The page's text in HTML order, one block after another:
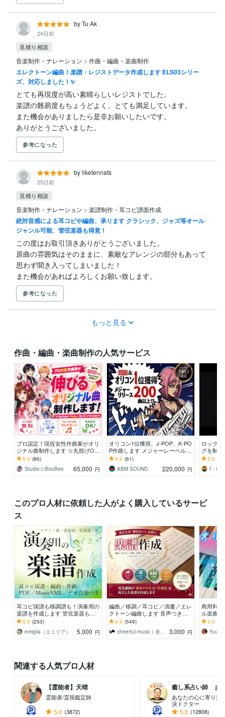
by Tu Ak
24日前
見積り相談
音楽制作・ナレーション > 作曲・編曲・楽曲制作
エレクトーン編曲！楽譜・レジストデータ作成します ELS03シリー
ズ、対応しました！✨
とても再現度が高い素晴らしいレジストでした。
楽譜の難易度もちょうどよく、とても満足しています。
また機会がありましたら是非お願いしたいです。
ありがとうございました。
参考になった
by liketennats
25日前
見積り相談
音楽制作・ナレーション > 楽譜制作・耳コピ譜面作成
絶対音感による耳コピや編曲、承ります クラシック、ジャズ等オール
ジャンル可能、管弦楽器も得意！
この度はお取引頂きありがとうございました。
原曲の雰囲気はそのままに、素敵なアレンジの部分もあって
思わず聞き入ってしまいました！
また機会があればよろしくお願い致します。
参考になった
もっと見る
作曲・編曲・楽曲制作の人気サービス
プロ認定！現役女性作曲家がオリ
ジナル曲制作します ☆丸投げO
K！☆商業クオリティ☆作詞・作
曲・編曲まで対応
5.0 (86)
Studio☆BooBee
65,000 円
オリコン1位獲得。J-POP、K-PO
P作曲します メジャーレーベル同
様、完全プロクオリティで製作し
ます。
4.9 (61)
ABM SOUND
220,000 円
ロック
グを制
奏！迫
ド！
5.0
I・G
このプロ人材に依頼した人がよく購入しているサービ
ス
耳コピ採譜も移調譜も！演奏用の
楽譜を作成します 管弦楽器もお
任せ！歌ってみた・結婚式余興・
発表会やイベント等
5.0 (253)
emiglia（エミリア）
5,000 円
編曲／移調／耳コピ／清書／エレ
クトーン編曲します 音声つきで
簡単確認♪レベルにぴったりのア
レンジが得意です！
4.9 (549)
cheerful music｜音楽講師
3,000 円
商用利
ル楽曲
信・舞
ンコン
5.0
関連する人気プロ人材
【霊能者】天晴
霊能者/霊視鑑定師
5.0 (3872)
癒し系占い師 ま
あなたの心に寄り
決ドクター
5.0 (12808)